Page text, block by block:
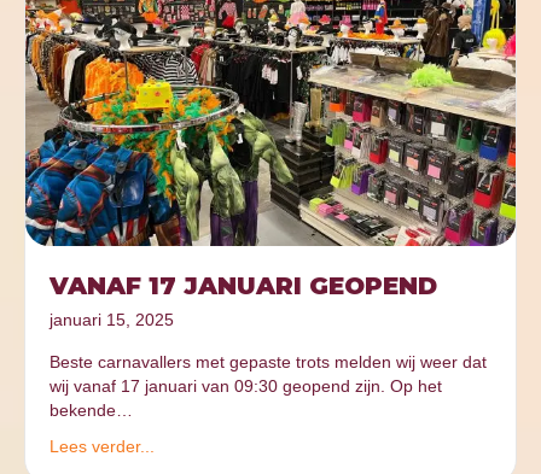
VANAF 17 JANUARI GEOPEND
januari 15, 2025
Beste carnavallers met gepaste trots melden wij weer dat
wij vanaf 17 januari van 09:30 geopend zijn. Op het
bekende…
Lees verder...